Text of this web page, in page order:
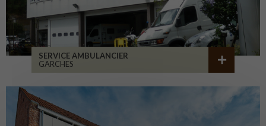
SERVICE AMBULANCIER
GARCHES